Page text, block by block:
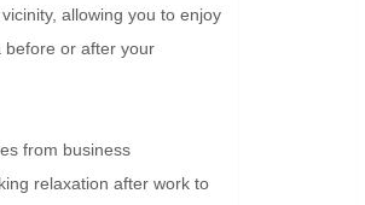
allowing you to enjoy
before or after your
from business
relaxation after work to